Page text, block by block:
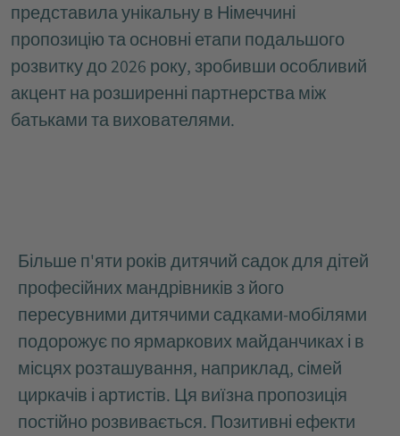
представила унікальну в Німеччині
пропозицію та основні етапи подальшого
розвитку до 2026 року, зробивши особливий
акцент на розширенні партнерства між
батьками та вихователями.
Більше п'яти років дитячий садок для дітей
професійних мандрівників з його
пересувними дитячими садками-мобілями
подорожує по ярмаркових майданчиках і в
місцях розташування, наприклад, сімей
циркачів і артистів. Ця виїзна пропозиція
постійно розвивається. Позитивні ефекти